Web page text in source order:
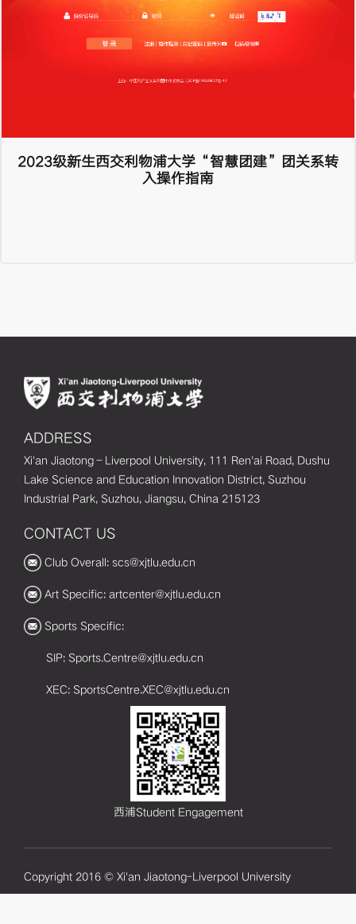
2023级新生西交利物浦大学“智慧团建”团关系转
入操作指南
ADDRESS
Xi'an Jiaotong–Liverpool University, 111 Ren'ai Road, Dushu
Lake Science and Education Innovation District, Suzhou
Industrial Park, Suzhou, Jiangsu, China 215123
CONTACT US
Club Overall: scs@xjtlu.edu.cn
Art Specific: artcenter@xjtlu.edu.cn
Sports Specific:
SIP: Sports.Centre@xjtlu.edu.cn
XEC: SportsCentre.XEC@xjtlu.edu.cn
西浦Student Engagement
Copyright 2016 © Xi'an Jiaotong-Liverpool University